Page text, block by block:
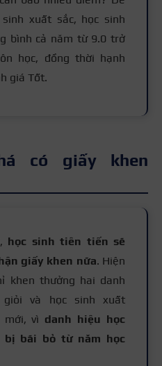
xuất sắc, học sinh
bình cả năm từ 9.0 trở
học, đồng thời hạnh
giá Tốt.
có giấy khen
học sinh tiên tiến sẽ
giấy khen nữa. Hiện
khen thưởng hai danh
và học sinh xuất
mới, vì danh hiệu học
bãi bỏ từ năm học